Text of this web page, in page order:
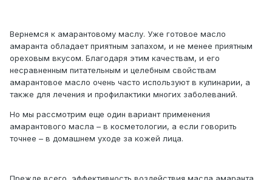
Вернемся к амарантовому маслу. Уже готовое масло
амаранта обладает приятным запахом, и не менее приятным
ореховым вкусом. Благодаря этим качествам, и его
несравненным питательным и целебным свойствам
амарантовое масло очень часто используют в кулинарии, а
также для лечения и профилактики многих заболеваний.
Но мы рассмотрим еще один вариант применения
амарантового масла – в косметологии, а если говорить
точнее – в домашнем уходе за кожей лица.